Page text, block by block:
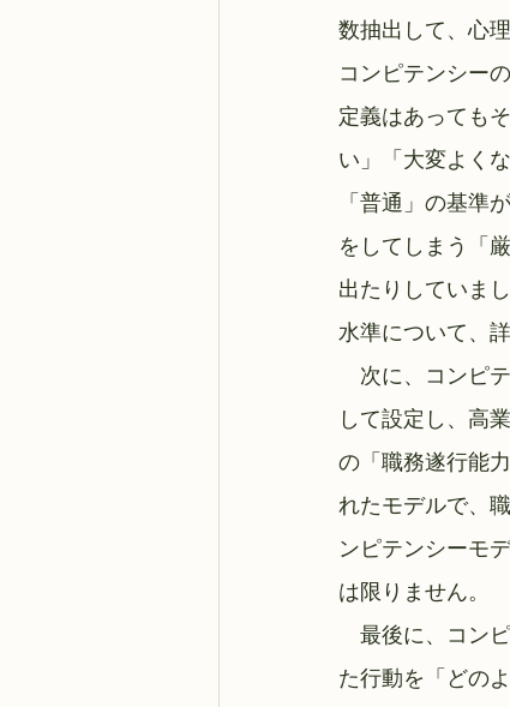
数抽出して、心
コンピテンシー
定義はあっても
い」「大変よく
「普通」の基準
をしてしまう「
出たりしていま
水準について、
次に、コンピ
して設定し、高
の「職務遂行能
れたモデルで、
ンピテンシーモ
は限りません。
最後に、コン
た行動を「どの